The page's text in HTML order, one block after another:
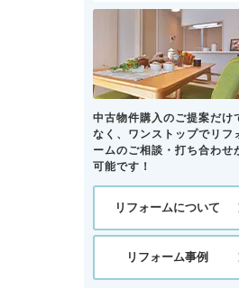
中古物件購入のご提案だけ
なく、ワンストップでリフ
ームのご相談・打ち合わせ
可能です！
リフォームについて
リフォーム事例